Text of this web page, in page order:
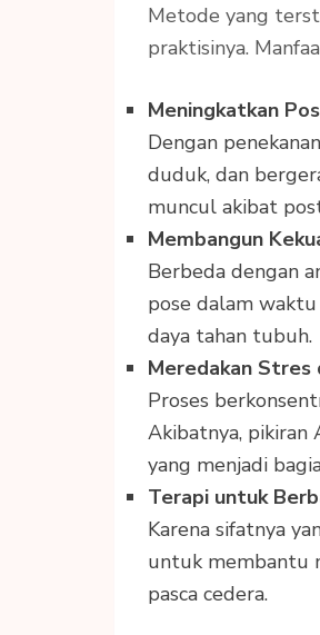
Metode yang
praktisinya.
Meningkatkan
Dengan
duduk, dan
muncul akibat
Membangun
Berbeda dengan
pose dalam
daya tahan tubuh.
Meredakan Stres
Proses
Akibatnya, pikiran
yang menjadi
Terapi untuk
Karena sifatnya
untuk membantu
pasca cedera.